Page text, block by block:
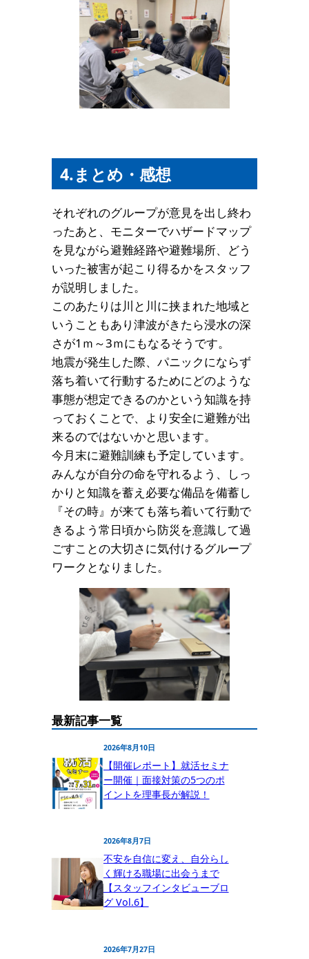
4.まとめ・感想
それぞれのグループが意見を出し終わ
ったあと、モニターでハザードマップ
を見ながら避難経路や避難場所、どう
いった被害が起こり得るかをスタッフ
が説明しました。
このあたりは川と川に挟まれた地域と
いうこともあり津波がきたら浸水の深
さが1ｍ～3ｍにもなるそうです。
地震が発生した際、パニックにならず
落ち着いて行動するためにどのような
事態が想定できるのかという知識を持
っておくことで、より安全に避難が出
来るのではないかと思います。
今月末に避難訓練も予定しています。
みんなが自分の命を守れるよう、しっ
かりと知識を蓄え必要な備品を備蓄し
『その時』が来ても落ち着いて行動で
きるよう常日頃から防災を意識して過
ごすことの大切さに気付けるグループ
ワークとなりました。
最新記事一覧
2026年8月10日
【開催レポート】就活セミナ
ー開催｜面接対策の5つのポ
イントを理事長が解説！
2026年8月7日
不安を自信に変え、自分らし
く輝ける職場に出会うまで
【スタッフインタビューブロ
グ Vol.6】
2026年7月27日